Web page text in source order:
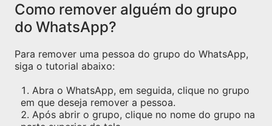
Como remover alguém do grupo
do WhatsApp?
Para remover uma pessoa do grupo do WhatsApp,
siga o tutorial abaixo:
Abra o WhatsApp, em seguida, clique no grupo
em que deseja remover a pessoa.
Após abrir o grupo, clique no nome do grupo na